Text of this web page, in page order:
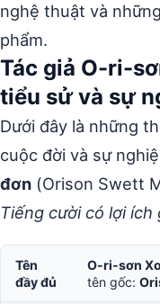
nghệ thuật và
phẩm.
Tác giả O-ri-
tiểu sử và sự
Dưới đây là những
cuộc đời và sự
đơn (Orison Swett
Tiếng cười có lợi ích
Tên
đầy đủ
O-ri-sơn
tên gốc: